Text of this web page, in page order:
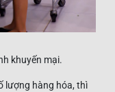
khuyến mại.
lượng hàng hóa, thì